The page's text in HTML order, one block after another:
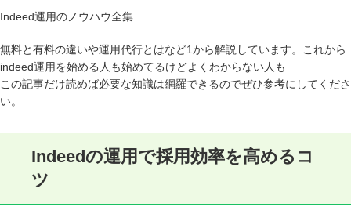
Indeed運用のノウハウ全集
無料と有料の違いや運用代行とはなど1から解説しています。これから
indeed運用を始める人も始めてるけどよくわからない人も
この記事だけ読めば必要な知識は網羅できるのでぜひ参考にしてくださ
い。
Indeedの運用で採用効率を高めるコ
ツ